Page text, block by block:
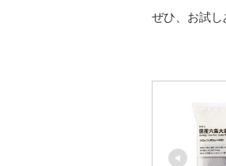
ぜひ、お試し